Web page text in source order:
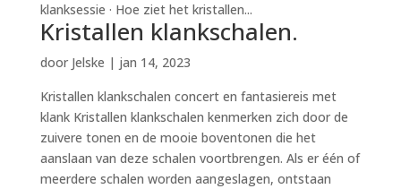
klanksessie · Hoe ziet het kristallen...
Kristallen klankschalen.
door Jelske | jan 14, 2023
Kristallen klankschalen concert en fantasiereis met
klank Kristallen klankschalen kenmerken zich door de
zuivere tonen en de mooie boventonen die het
aanslaan van deze schalen voortbrengen. Als er één of
meerdere schalen worden aangeslagen, ontstaan